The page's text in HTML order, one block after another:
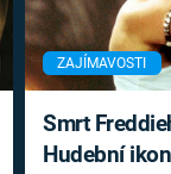
ZAJÍMAVOSTI
Smrt
Hudební